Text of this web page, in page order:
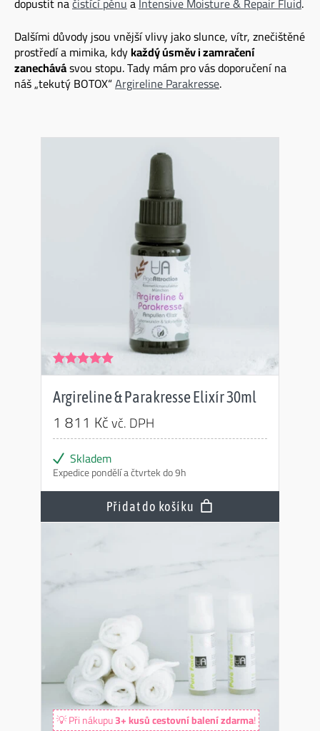
Dalšími důvody jsou vnější vlivy jako slunce, vítr, znečištěné
prostředí a mimika, kdykaždý úsměv i zamračení
zanechávásvou stopu. Tady mám pro vás doporučení na
náš „tekutý BOTOX“Argireline Parakresse.
Hodnocení
Argireline & Parakresse Elixír 30ml
1 811 Kčvč. DPH
Skladem
Expedice pondělí a čtvrtek do 9h
Přidat do košíku
💡 Při nákupu3+ kusů cestovní balení zdarma!